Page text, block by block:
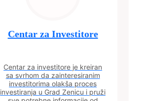
Centar za Investitore
Centar za investitore je kreiran
sa svrhom da zainteresiranim
investitorima olakša proces
investiranja u Grad Zenicu i pruži